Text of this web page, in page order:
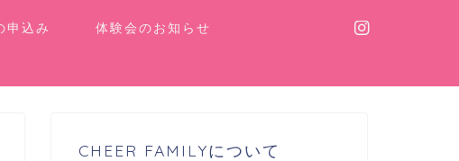
申込み 体験会のお知らせ
CHEER FAMILYについて